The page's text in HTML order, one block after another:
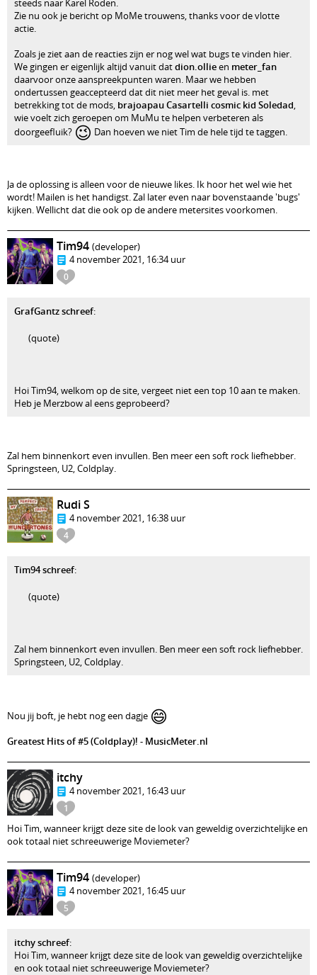
steeds naar Karel Roden.
Zie nu ook je bericht op MoMe trouwens, thanks voor de vlotte
actie.
Zoals je ziet aan de reacties zijn er nog wel wat bugs te vinden hier.
We gingen er eigenlijk altijd vanuit datdion.ollieen meter_fan
daarvoor onze aanspreekpunten waren. Maar we hebben
ondertussen geaccepteerd dat dit niet meer het geval is. met
betrekking tot de mods, brajoapauCasartelli cosmic kid Soledad,
wie voelt zich geroepen om MuMu te helpen verbeteren als
doorgeefluik? 😉 Dan hoeven we niet Tim de hele tijd te taggen.
Ja de oplossing is alleen voor de nieuwe likes. Ik hoor het wel wie het
wordt! Mailen is het handigst. Zal later even naar bovenstaande 'bugs'
kijken. Wellicht dat die ook op de andere metersites voorkomen.
0
Tim94 (developer)
4 november 2021, 16:34 uur
GrafGantz schreef:
(quote)
Hoi Tim94, welkom op de site, vergeet niet een top 10 aan te maken.
Heb je Merzbow al eens geprobeerd?
Zal hem binnenkort even invullen. Ben meer een soft rock liefhebber.
Springsteen, U2, Coldplay.
4
Rudi S
4 november 2021, 16:38 uur
Tim94 schreef:
(quote)
Zal hem binnenkort even invullen. Ben meer een soft rock liefhebber.
Springsteen, U2, Coldplay.
Nou jij boft, je hebt nog een dagje 😄
Greatest Hits of #5 (Coldplay)! - MusicMeter.nl
1
itchy
4 november 2021, 16:43 uur
Hoi Tim, wanneer krijgt deze site de look van geweldig overzichtelijke en
ook totaal niet schreeuwerige Moviemeter?
5
Tim94 (developer)
4 november 2021, 16:45 uur
itchy schreef:
Hoi Tim, wanneer krijgt deze site de look van geweldig overzichtelijke
en ook totaal niet schreeuwerige Moviemeter?